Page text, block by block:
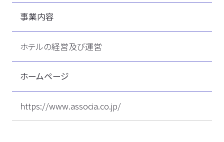
事業内容
ホテルの経営及び運営
ホームページ
https://www.associa.co.jp/